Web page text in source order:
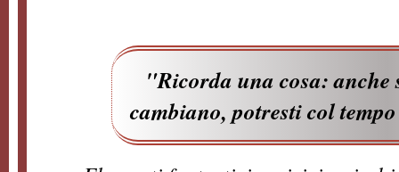
"Ricorda una cosa: anche
cambiano, potresti col